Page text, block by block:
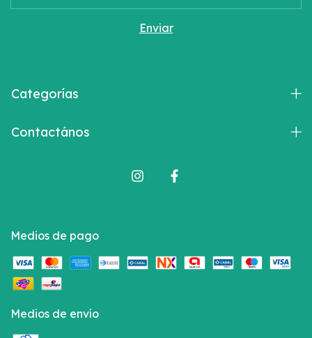
Categorías
Contactános
Medios de pago
Medios de envío